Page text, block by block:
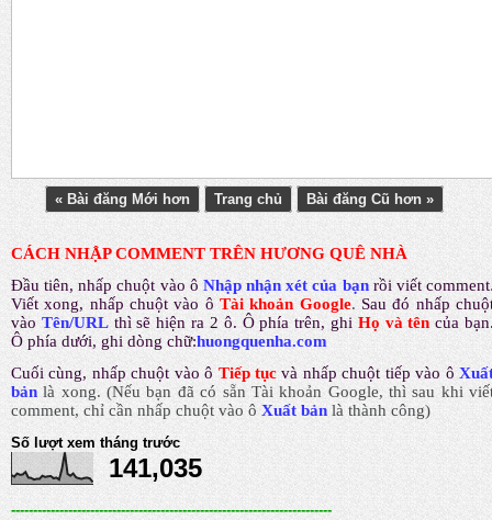
« Bài đăng Mới hơn Trang chủ Bài đăng Cũ hơn »
CÁCH NHẬP COMMENT TRÊN HƯƠNG QUÊ NHÀ
Đầu tiên, nhấp chuột vào ô Nhập nhận xét của bạn rồi viết comment
Viết xong, nhấp chuột vào ô Tài khoản Google. Sau đó nhấp
vào Tên/URL thì sẽ hiện ra 2 ô. Ô phía trên, ghi Họ và tên của
Ô phía dưới, ghi dòng chữ:huongquenha.com
Cuối cùng, nhấp chuột vào ô Tiếp tục và nhấp chuột tiếp vào ô
bản là xong.(Nếu bạn đã có sẵn Tài khoản Google, thì sau khi
comment, chỉ cần nhấp chuột vào ô Xuất bảnlà thành công)
Số lượt xem tháng trước
141,035
-------------------------------------------------------------------------